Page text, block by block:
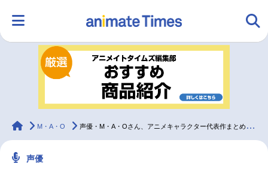
ランキング アニメ
ラジオ
animateTimes
M・A・O 声優・M・A・Oさん、アニメキャラクター代表作まとめ（2023年版）
声優